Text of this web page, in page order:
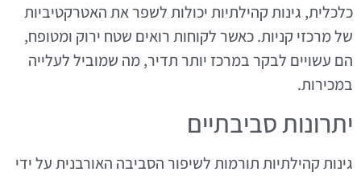
כלכלית, גינות קהילתיות יכולות לשפר את האטרקטיביות
של מרכזי קניות. כאשר לקוחות רואים שטח ירוק ומטופח,
הם עשויים לבקר במרכז יותר תדיר, מה שמוביל לעלייה
במכירות.
יתרונות סביבתיים
גינות קהילתיות תורמות לשיפור הסביבה האורבנית על ידי